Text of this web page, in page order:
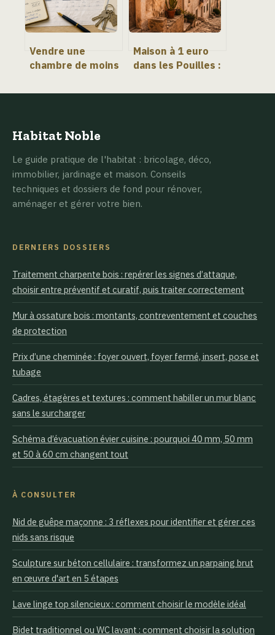
Vendre une
chambre de moins
réalités juridiques
Maison à 1 euro
dans les Pouilles :
pièges à éviter
Habitat Noble
Le guide pratique de l'habitat : bricolage, déco,
immobilier, jardinage et maison. Conseils
techniques et dossiers de fond pour rénover,
aménager et gérer votre bien.
DERNIERS DOSSIERS
Traitement charpente bois : repérer les signes d’attaque,
choisir entre préventif et curatif, puis traiter correctement
Mur à ossature bois : montants, contreventement et couches
de protection
Prix d’une cheminée : foyer ouvert, foyer fermé, insert, pose et
tubage
Cadres, étagères et textures : comment habiller un mur blanc
sans le surcharger
Schéma d’évacuation évier cuisine : pourquoi 40 mm, 50 mm
et 50 à 60 cm changent tout
À CONSULTER
Nid de guêpe maçonne : 3 réflexes pour identifier et gérer ces
nids sans risque
Sculpture sur béton cellulaire : transformez un parpaing brut
en œuvre d'art en 5 étapes
Lave linge top silencieux : comment choisir le modèle idéal
Bidet traditionnel ou WC lavant : comment choisir la solution